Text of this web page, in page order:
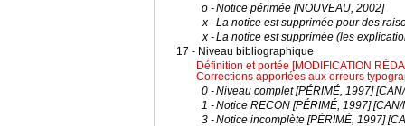
o -Notice périmée [NOUVEAU, 2002]
x -La notice est supprimée pour des
x -La notice est supprimée (les
17 - Niveau bibliographique
Définition et portée [MODIFICATION
Corrections apportées aux erreurs
0 -Niveau complet [PÉRIMÉ, 1997]
1 -Notice RECON [PÉRIMÉ, 1997]
3 -Notice incomplète [PÉRIMÉ, 1997]